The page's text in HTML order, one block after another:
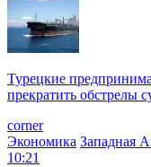
Турецкие
прекратить обстрелы
corner
Экономика Западная
10:21